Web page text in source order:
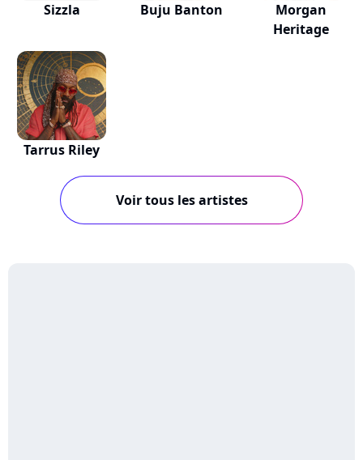
Sizzla Buju Banton
Morgan
Heritage
Tarrus Riley
Voir tous les artistes